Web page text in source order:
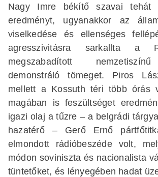
Nagy Imre békítő szavai
eredményt, ugyanakkor az
viselkedése és ellenséges
agresszivitásra sarkallta a
megszabadított
demonstráló tömeget. Piros
mellett a Kossuth téri több órás
magában is feszültséget
igazi olaj a tűzre – a belgrádi
hazatérő – Gerő Ernő
elmondott rádióbeszéde volt,
módon soviniszta és nacionalista
tüntetőket, és lényegében hadat